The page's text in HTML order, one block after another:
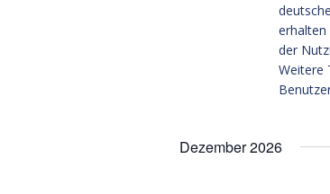
erhalten
der
Weitere
Dezember 2026